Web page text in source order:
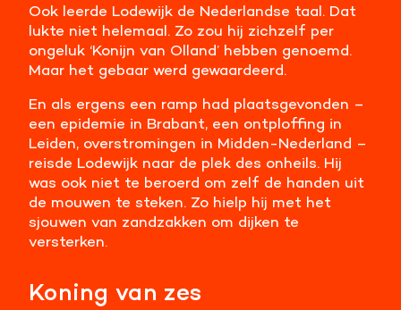
Ook leerde Lodewijk de Nederlandse taal. Dat
lukte niet helemaal. Zo zou hij zichzelf per
ongeluk ‘Konijn van Olland’ hebben genoemd.
Maar het gebaar werd gewaardeerd.
En als ergens een ramp had plaatsgevonden –
een epidemie in Brabant, een ontploffing in
Leiden, overstromingen in Midden-Nederland –
reisde Lodewijk naar de plek des onheils. Hij
was ook niet te beroerd om zelf de handen uit
de mouwen te steken. Zo hielp hij met het
sjouwen van zandzakken om dijken te
versterken.
Koning van zes